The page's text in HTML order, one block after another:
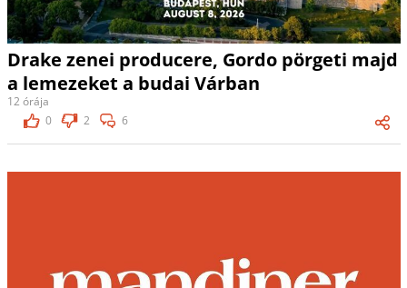
Drake zenei producere, Gordo pörgeti majd
a lemezeket a budai Várban
12 órája
0
2 6